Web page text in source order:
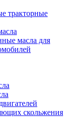
тракторные
масла для
скольжения